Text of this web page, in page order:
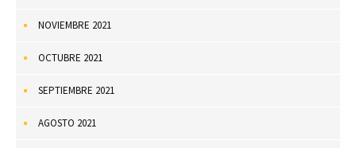
NOVIEMBRE 2021
OCTUBRE 2021
SEPTIEMBRE 2021
AGOSTO 2021